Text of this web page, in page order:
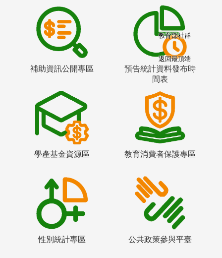
補助資訊公開專區
預告統計資料發布時
間表
學產基金資源區 教育消費者保護專區
性別統計專區 公共政策參與平臺
教育部社群
返回最頂端